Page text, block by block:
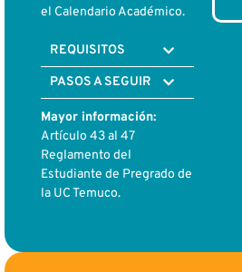
el Calendario Académico.
REQUISITOS
PASOS A SEGUIR
Mayor información:
Artículo 43 al 47
Reglamento del
Estudiante de Pregrado de
la UC Temuco.